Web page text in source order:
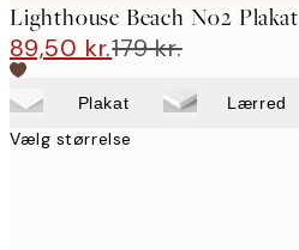
Lighthouse Beach No2 Plakat
89,50 kr.179 kr.
Plakat Lærred
Vælg størrelse